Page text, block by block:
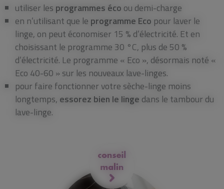
utiliser les programmes éco ou demi-charge
en n’utilisant que le programme Eco pour laver le
linge, on peut économiser 15 % d’électricité. Et en
choisissant le programme 30 °C, plus de 50 %
d’électricité. Le programme « Eco », désormais noté «
Eco 40-60 » sur les nouveaux lave-linges.
pour faire fonctionner votre sèche-linge moins
longtemps, essorez bien le linge dans le tambour du
lave-linge.